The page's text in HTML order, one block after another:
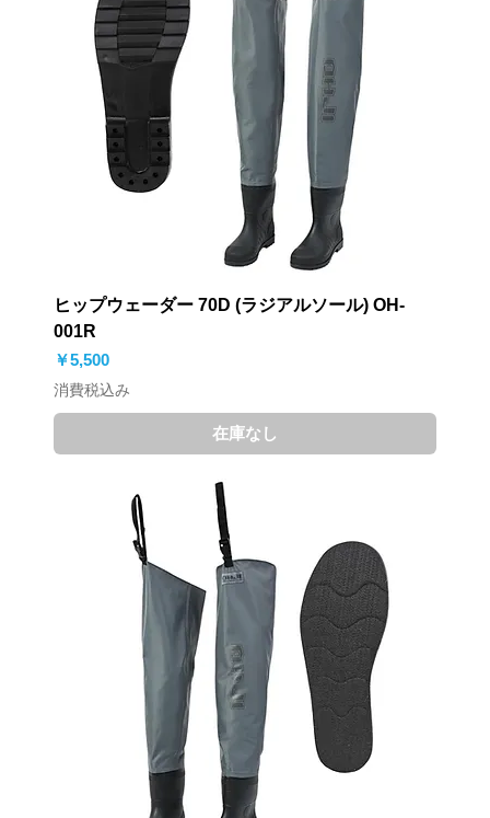
ヒップウェーダー 70D (ラジアルソール) OH-
001R
価格
￥5,500
消費税込み
在庫なし